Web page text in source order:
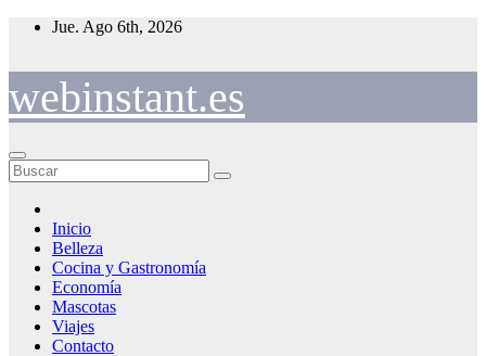
Saltar
Jue. Ago 6th, 2026
webinstant.es
Inicio
Belleza
Cocina y Gastronomía
Economía
Mascotas
Viajes
Contacto